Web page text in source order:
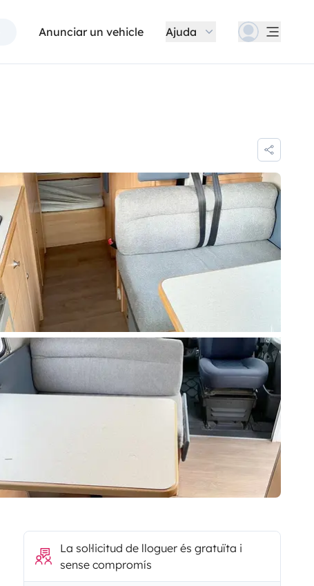
Anunciar un vehicle Ajuda
La sol·licitud de lloguer és gratuïta i
sense compromís